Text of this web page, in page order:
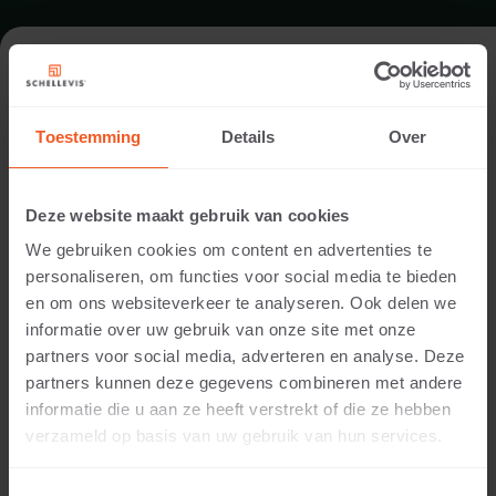
Toestemming Details Over
Deze website maakt gebruik van cookies
We gebruiken cookies om content en advertenties te
personaliseren, om functies voor social media te bieden
en om ons websiteverkeer te analyseren. Ook delen we
informatie over uw gebruik van onze site met onze
partners voor social media, adverteren en analyse. Deze
partners kunnen deze gegevens combineren met andere
informatie die u aan ze heeft verstrekt of die ze hebben
verzameld op basis van uw gebruik van hun services.
DAK IN NIJMEGEN
Locatie:
Toepassing:
Dak
Fotografie:
Cees Rijnen
Producten:
Tegel 60x60x5 Grijs
Zitelement 200x60x40 Grijs
Voor de styling van deze binnenplaats zijn